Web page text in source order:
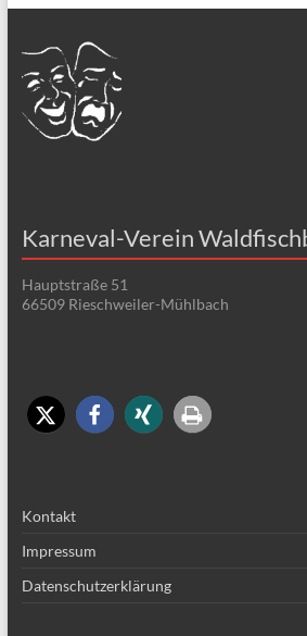
Karneval-Verein
Hauptstraße 51
66509 Rieschweiler-Mühlbach
Kontakt
Impressum
Datenschutzerklärung